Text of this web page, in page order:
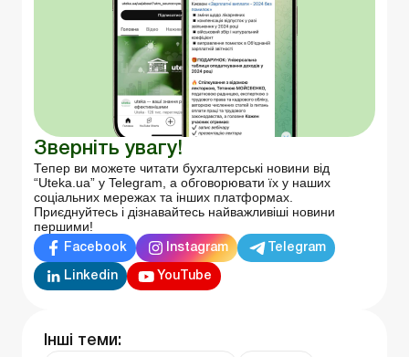
Зверніть увагу!
Тепер ви можете читати бухгалтерські новини від
“Uteka.ua” у Telegram, а обговорювати їх у наших
соціальних мережах та інших платформах.
Приєднуйтесь і дізнавайтесь найважливіші новини
першими!
Facebook Instagram Telegram
Linkedin YouTube
Інші теми: